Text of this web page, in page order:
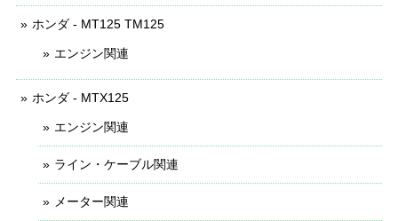
ホンダ - MT125 TM125
エンジン関連
ホンダ - MTX125
エンジン関連
ライン・ケーブル関連
メーター関連